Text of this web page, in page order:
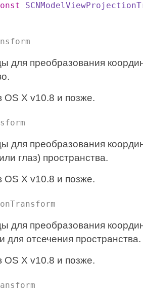
для преобразования
OS X v10.8 и позже.
для преобразования
глаз) пространства.
OS X v10.8 и позже.
для преобразования
для отсечения пространства.
OS X v10.8 и позже.